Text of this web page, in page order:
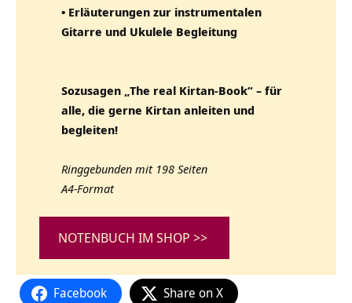
• Erläuterungen zur instrumentalen
Gitarre und Ukulele Begleitung
Sozusagen „The real Kirtan-Book“ – für
alle, die gerne Kirtan anleiten und
begleiten!
Ringgebunden mit 198 Seiten
A4-Format
NOTENBUCH IM SHOP >>
Facebook Share on X